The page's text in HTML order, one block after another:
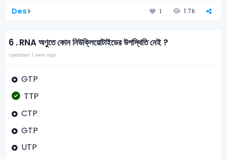
Des 1 1.7k
6 .RNA অণুতে কোন নিউক্লিয়োটাইডের উপস্থিতি নেই ?
Updated: 1 year ago
GTP
TTP
CTP
GTP
UTP